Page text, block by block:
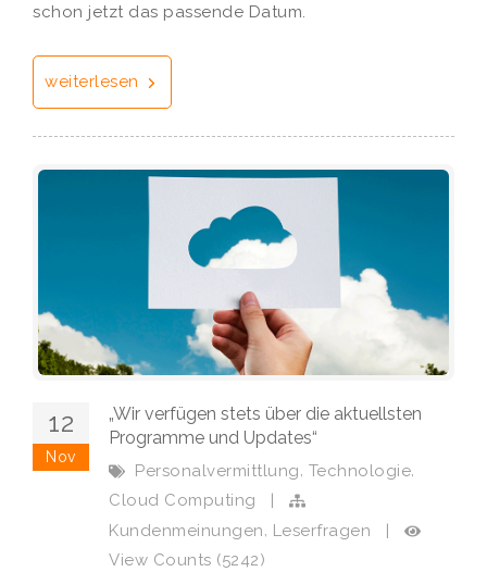
schon jetzt das passende Datum.
weiterlesen
12
Nov
„Wir verfügen stets über die aktuellsten
Programme und Updates“
Personalvermittlung, Technologie,
Cloud Computing
Kundenmeinungen, Leserfragen
|
View Counts (5242)